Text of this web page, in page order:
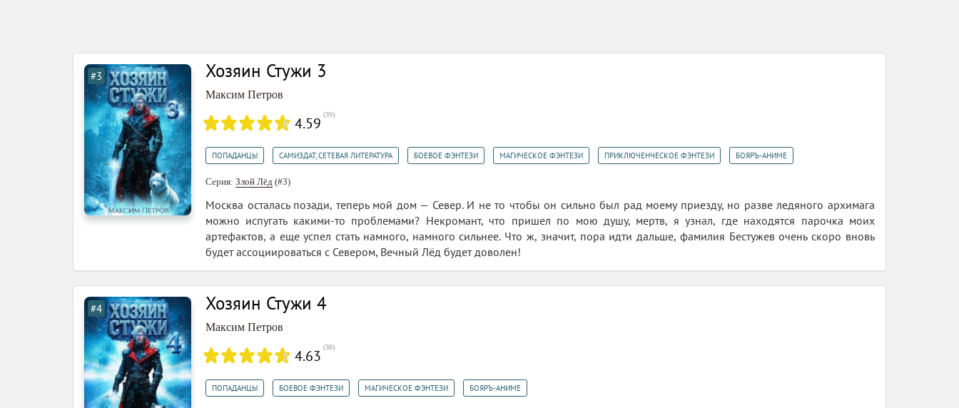
#3 Хозяин Стужи 3
Максим Петров
4.59 (39)
ПОПАДАНЦЫ САМИЗДАТ, СЕТЕВАЯ ЛИТЕРАТУРА БОЕВОЕ ФЭНТЕЗИ МАГИЧЕСКОЕ ФЭНТЕЗИ ПРИКЛЮЧЕНЧЕСКОЕ ФЭНТЕЗИ БОЯРЪ-АНИМЕ
Серия: Злой Лёд (#3)
Москва осталась позади, теперь мой дом — Север. И не то чтобы он сильно был рад моему приезду, но разве ледяного архимага
можно испугать какими-то проблемами? Некромант, что пришел по мою душу, мертв, я узнал, где находятся парочка моих
артефактов, а еще успел стать намного, намного сильнее. Что ж, значит, пора идти дальше, фамилия Бестужев очень скоро вновь
будет ассоциироваться с Севером, Вечный Лёд будет доволен!
#4 Хозяин Стужи 4
Максим Петров
4.63 (30)
ПОПАДАНЦЫ БОЕВОЕ ФЭНТЕЗИ МАГИЧЕСКОЕ ФЭНТЕЗИ БОЯРЪ-АНИМЕ